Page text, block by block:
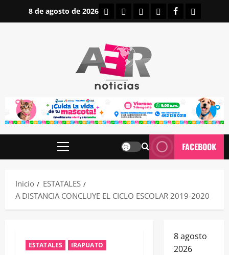
8 de agosto de 2026 INICIOIRAPUATO
ESTATALES
NACIONALES
FACEBOOK
Menú
FACEBOOK
Inicio
ESTATALES
A DISTANCIA CONCLUYE EL CICLO ESCOLAR 2019-2020
ESTATALES IRAPUATO
8 agosto
2026